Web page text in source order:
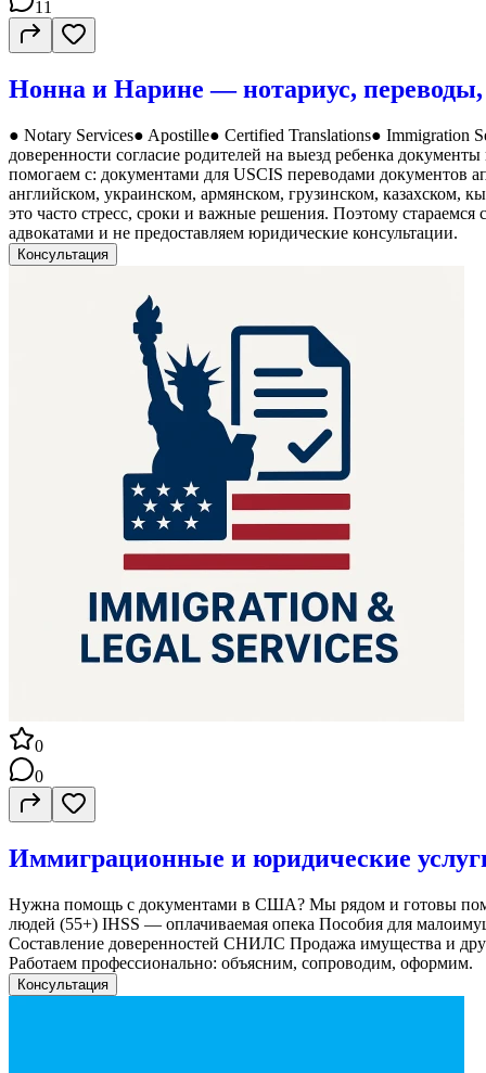
11
Нонна и Нарине — нотариус, переводы,
● Notary Services● Apostille● Certified Translations● Immigration
доверенности согласие родителей на выезд ребенка
помогаем с: документами для USCIS переводами
английском, украинском, армянском, грузинском, казахском,
это часто стресс, сроки и важные решения. Поэтому
адвокатами и не предоставляем юридические консультации.
Консультация
0
0
Иммиграционные и юридические
Нужна помощь с документами в США? Мы рядом и готовы
людей (55+) IHSS — оплачиваемая опека Пособия для
Составление доверенностей СНИЛС Продажа имущества и
Работаем профессионально: объясним, сопроводим, оформим.
Консультация